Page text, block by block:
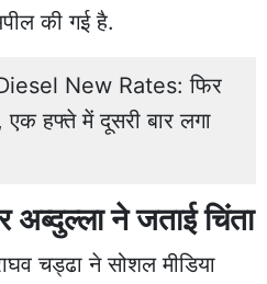
की गई है.
New Rates: फिर
हफ्ते में दूसरी बार लगा
ने जताई चिंता
चड्ढा ने सोशल मीडिया